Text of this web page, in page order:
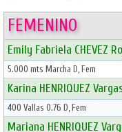
FEMENINO
Emily Fabriela CHEVEZ
5.000 mts Marcha D, Fem
Karina HENRIQUEZ
400 Vallas 0.76 D, Fem
Mariana HENRIQUEZ